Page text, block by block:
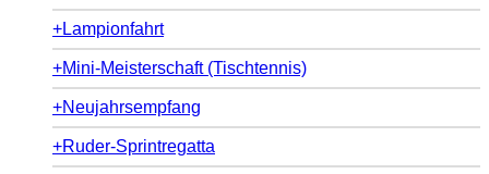
+Lampionfahrt
+Mini-Meisterschaft (Tischtennis)
+Neujahrsempfang
+Ruder-Sprintregatta